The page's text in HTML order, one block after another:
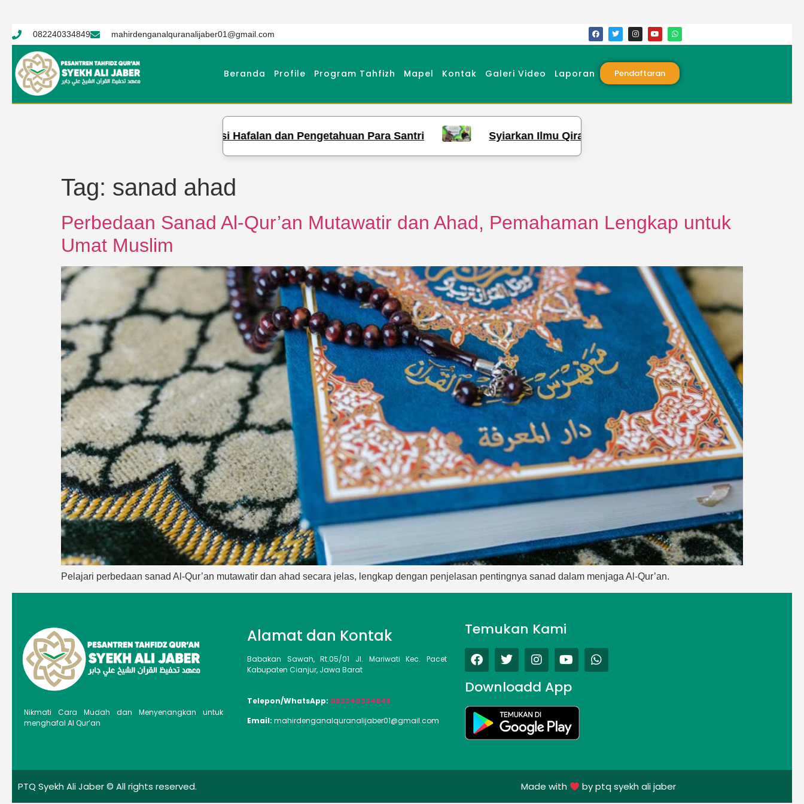
082240334849 mahirdenganalquranalijaber01@gmail.com
Beranda Profile Program Tahfizh Mapel Kontak Galeri Video Laporan Pendaftaran
Gelar Ujian Semester 2, Evaluasi Hafalan dan Pengetahuan Para Santri Syiarkan Ilmu Qira’at, Pesantren Tahfidz Qur’an Syekh Ali Jaber
Tag: sanad ahad
Perbedaan Sanad Al-Qur’an Mutawatir dan Ahad, Pemahaman Lengkap untuk
Umat Muslim
Pelajari perbedaan sanad Al-Qur’an mutawatir dan ahad secara jelas, lengkap dengan penjelasan pentingnya sanad dalam menjaga Al-Qur’an.
Nikmati Cara Mudah dan Menyenangkan untuk
menghafal Al Qur’an
Alamat dan Kontak
Babakan Sawah, Rt.05/01 Jl. Mariwati Kec. Pacet
Kabupaten Cianjur, Jawa Barat
Telepon/WhatsApp: 082240334849
Email:mahirdenganalquranalijaber01@gmail.com
Temukan Kami
Downloadd App
PTQ Syekh Ali Jaber © All rights reserved. Made with by ptq syekh ali jaber